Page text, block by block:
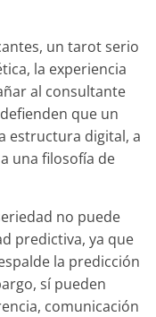
un tarot serio
la experiencia
al consultante
que un
estructura digital, a
una filosofía de
no puede
predictiva, ya que
la predicción
sí pueden
comunicación